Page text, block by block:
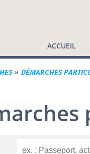
de
ACCUEIL
DÉMARCHES